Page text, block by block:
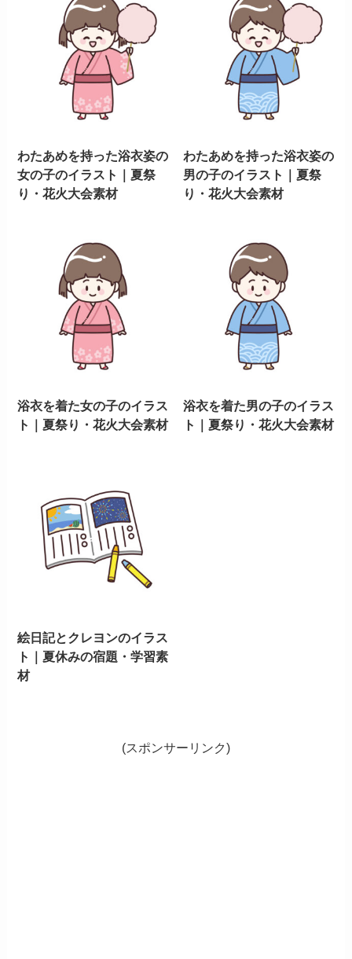
わたあめを持った浴衣姿の
女の子のイラスト｜夏祭
り・花火大会素材
わたあめを持った浴衣姿の
男の子のイラスト｜夏祭
り・花火大会素材
浴衣を着た女の子のイラス
ト｜夏祭り・花火大会素材
浴衣を着た男の子のイラス
ト｜夏祭り・花火大会素材
絵日記とクレヨンのイラス
ト｜夏休みの宿題・学習素
材
(スポンサーリンク)